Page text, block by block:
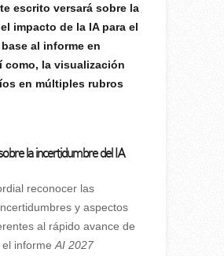
escrito versará sobre la
impacto de la IA para el
al informe en
como, la visualización
en múltiples rubros
la incertidumbre del IA
reconocer las
y aspectos
al rápido avance de
informe AI 2027